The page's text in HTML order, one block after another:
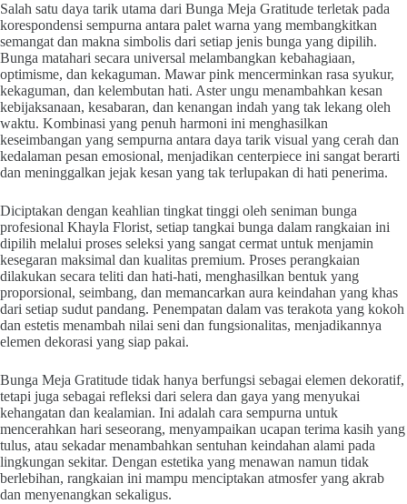
Salah satu daya tarik utama dari Bunga Meja Gratitude terletak pada
korespondensi sempurna antara palet warna yang membangkitkan
semangat dan makna simbolis dari setiap jenis bunga yang dipilih.
Bunga matahari secara universal melambangkan kebahagiaan,
optimisme, dan kekaguman. Mawar pink mencerminkan rasa syukur,
kekaguman, dan kelembutan hati. Aster ungu menambahkan kesan
kebijaksanaan, kesabaran, dan kenangan indah yang tak lekang oleh
waktu. Kombinasi yang penuh harmoni ini menghasilkan
keseimbangan yang sempurna antara daya tarik visual yang cerah dan
kedalaman pesan emosional, menjadikan centerpiece ini sangat berarti
dan meninggalkan jejak kesan yang tak terlupakan di hati penerima.
Diciptakan dengan keahlian tingkat tinggi oleh seniman bunga
profesional Khayla Florist, setiap tangkai bunga dalam rangkaian ini
dipilih melalui proses seleksi yang sangat cermat untuk menjamin
kesegaran maksimal dan kualitas premium. Proses perangkaian
dilakukan secara teliti dan hati-hati, menghasilkan bentuk yang
proporsional, seimbang, dan memancarkan aura keindahan yang khas
dari setiap sudut pandang. Penempatan dalam vas terakota yang kokoh
dan estetis menambah nilai seni dan fungsionalitas, menjadikannya
elemen dekorasi yang siap pakai.
Bunga Meja Gratitude tidak hanya berfungsi sebagai elemen dekoratif,
tetapi juga sebagai refleksi dari selera dan gaya yang menyukai
kehangatan dan kealamian. Ini adalah cara sempurna untuk
mencerahkan hari seseorang, menyampaikan ucapan terima kasih yang
tulus, atau sekadar menambahkan sentuhan keindahan alami pada
lingkungan sekitar. Dengan estetika yang menawan namun tidak
berlebihan, rangkaian ini mampu menciptakan atmosfer yang akrab
dan menyenangkan sekaligus.